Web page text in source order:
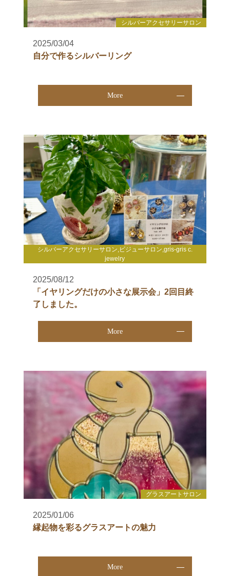
シルバーアクセサリーサロン
2025/03/04
自分で作るシルバーリング
More
シルバーアクセサリーサロン,ビジューサロン,gris-gris c.
jewelry
2025/08/12
「イヤリングだけの小さな展示会」2回目終
了しました。
More
グラスアートサロン
2025/01/06
縁起物を彩るグラスアートの魅力
More